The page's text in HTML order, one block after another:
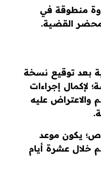
منطوقة في
محضر القضية.
بعد توقيع نسخة
لإكمال إجراءات
عليه
يكون موعد
خلال عشرة أيام